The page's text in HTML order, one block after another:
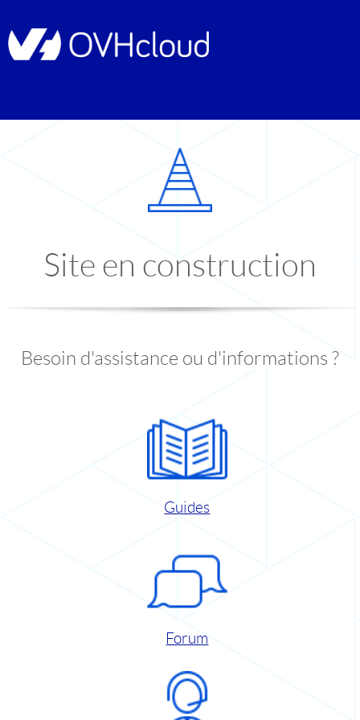
Site en construction
Besoin d'assistance ou d'informations ?
Guides
Forum